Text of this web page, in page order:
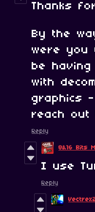
Thanks
By the
were you
be
with
graphics
reach
Reply
8&16 Bits
I use
Reply